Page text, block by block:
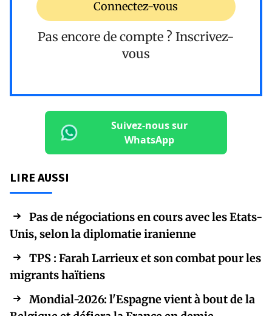
Connectez-vous
Pas encore de compte ? Inscrivez-
vous
Suivez-nous sur
WhatsApp
LIRE AUSSI
Pas de négociations en cours avec les Etats-
Unis, selon la diplomatie iranienne
TPS : Farah Larrieux et son combat pour les
migrants haïtiens
Mondial-2026: l'Espagne vient à bout de la